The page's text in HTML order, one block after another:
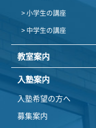
> 小学生の講座
> 中学生の講座
教室案内
入塾案内
入塾希望の方へ
募集案内